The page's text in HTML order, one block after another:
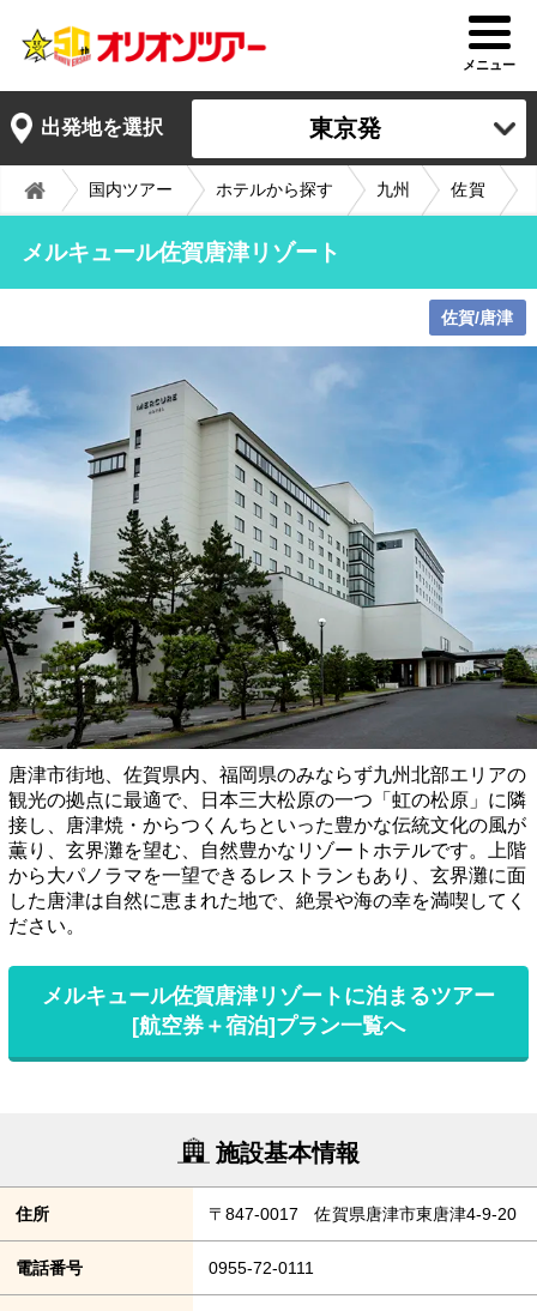
メニュー
出発地を選択 東京発
国内ツアー ホテルから探す 九州 佐賀
メルキュール佐賀唐津リゾート
佐賀/唐津
唐津市街地、佐賀県内、福岡県のみならず九州北部エリアの
観光の拠点に最適で、日本三大松原の一つ「虹の松原」に隣
接し、唐津焼・からつくんちといった豊かな伝統文化の風が
薫り、玄界灘を望む、自然豊かなリゾートホテルです。上階
から大パノラマを一望できるレストランもあり、玄界灘に面
した唐津は自然に恵まれた地で、絶景や海の幸を満喫してく
ださい。
メルキュール佐賀唐津リゾートに泊まるツアー
[航空券＋宿泊]プラン一覧へ
施設基本情報
住所 〒847-0017 佐賀県唐津市東唐津4-9-20
電話番号 0955-72-0111